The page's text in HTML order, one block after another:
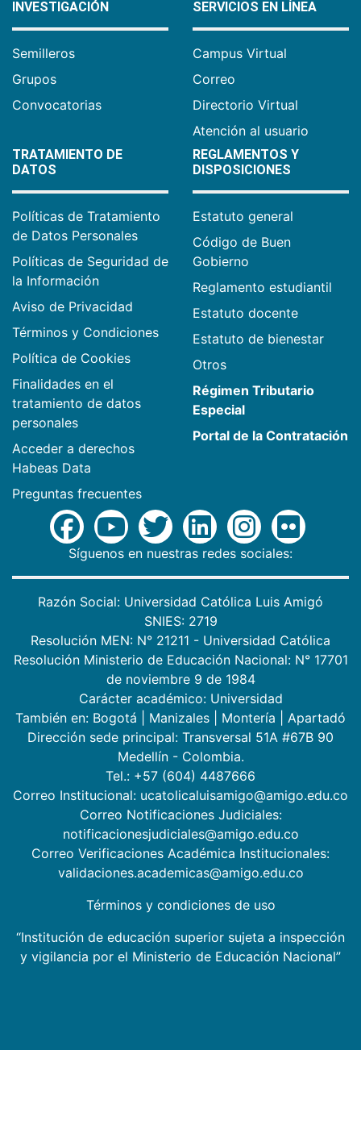
INVESTIGACIÓN
Semilleros
Grupos
Convocatorias
SERVICIOS EN LÍNEA
Campus Virtual
Correo
Directorio Virtual
Atención al usuario
TRATAMIENTO DE
DATOS
Políticas de Tratamiento
de Datos Personales
Políticas de Seguridad de
la Información
Aviso de Privacidad
Términos y Condiciones
Política de Cookies
Finalidades en el
tratamiento de datos
personales
Acceder a derechos
Habeas Data
Preguntas frecuentes
REGLAMENTOS Y
DISPOSICIONES
Estatuto general
Código de Buen
Gobierno
Reglamento estudiantil
Estatuto docente
Estatuto de bienestar
Otros
Régimen Tributario
Especial
Portal de la Contratación
Síguenos en nuestras redes sociales:
Razón Social: Universidad Católica Luis Amigó
SNIES: 2719
Resolución MEN: N° 21211 - Universidad Católica
Resolución Ministerio de Educación Nacional: N° 17701
de noviembre 9 de 1984
Carácter académico: Universidad
También en: Bogotá Manizales Montería
Apartadó
Dirección sede principal: Transversal 51A #67B 90
Medellín - Colombia.
Tel.: +57 (604) 4487666
Correo Institucional: ucatolicaluisamigo@amigo.edu.co
Correo Notificaciones Judiciales:
notificacionesjudiciales@amigo.edu.co
Correo Verificaciones Académica Institucionales:
validaciones.academicas@amigo.edu.co
Términos y condiciones de uso
“Institución de educación superior sujeta a inspección
y vigilancia por el Ministerio de Educación Nacional”